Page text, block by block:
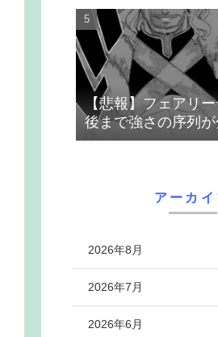
【悲報】フェアリ
後まで強さの序列
アーカイ
2026年8月
2026年7月
2026年6月